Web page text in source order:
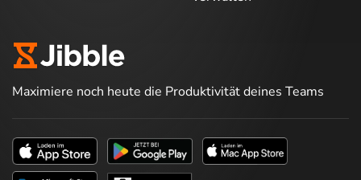
Maximiere noch heute die Produktivität deines Teams